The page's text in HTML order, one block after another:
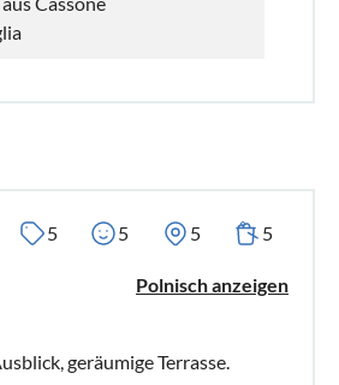
5 5 5 5
Polnisch anzeigen
geräumige Terrasse.